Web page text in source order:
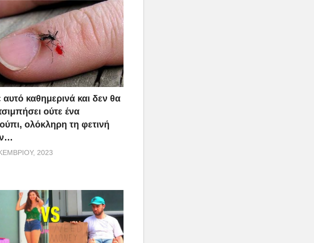
καθημερινά και δεν θα
ούτε ένα
ολόκληρη τη φετινή
2023